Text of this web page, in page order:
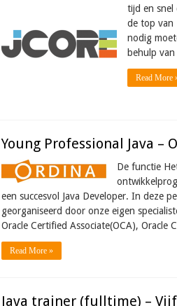
tijd en snel
de top van
nodig
behulp
Read More
Young Professional Java –
De functie
een succesvol Java Developer. In deze
georganiseerd door onze eigen
Oracle Certified Associate(OCA), Oracle
Read More »
Java trainer (fulltime) –